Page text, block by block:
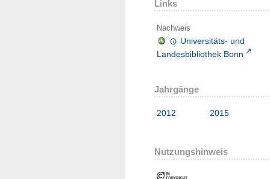
Links
Nachweis
Universitäts- und
Landesbibliothek Bonn
Jahrgänge
2012 2015
Nutzungshinweis